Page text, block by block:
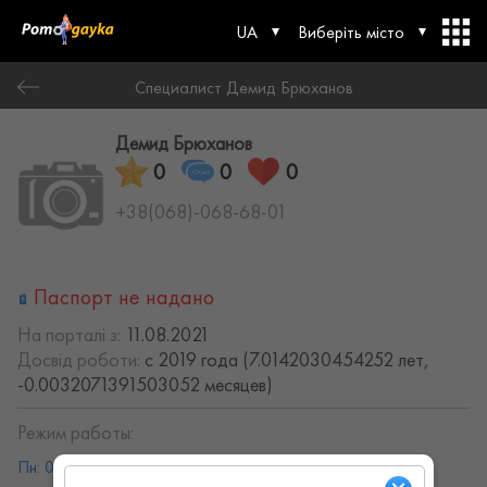
UA Виберіть місто
Специалист Демид Брюханов
Демид Брюханов
0 0 0
+38(068)-068-68-01
Паспорт не надано
На порталі з: 11.08.2021
Досвід роботи: с 2019 года (7.0142030454252 лет,
-0.0032071391503052 месяцев)
Режим работы:
Пн: 08:00 - 19:00
Вт: 08:00 - 19:00